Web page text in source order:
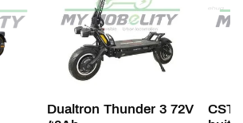
Dualtron Thunder 3 72V
CST